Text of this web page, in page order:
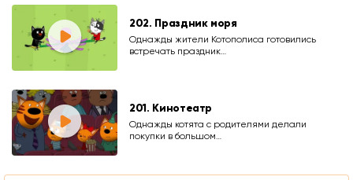
202. Праздник моря
Однажды жители Котополиса готовились
встречать праздник…
201. Кинотеатр
Однажды котята с родителями делали
покупки в большом…